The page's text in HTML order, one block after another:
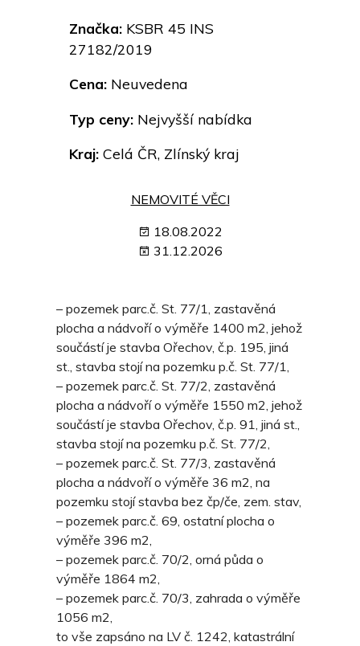
Značka: KSBR 45 INS
27182/2019
Cena: Neuvedena
Typ ceny: Nejvyšší nabídka
Kraj: Celá ČR, Zlínský kraj
NEMOVITÉ VĚCI
18.08.2022
31.12.2026
– pozemek parc.č. St. 77/1, zastavěná
plocha a nádvoří o výměře 1400 m2, jehož
součástí je stavba Ořechov, č.p. 195, jiná
st., stavba stojí na pozemku p.č. St. 77/1,
– pozemek parc.č. St. 77/2, zastavěná
plocha a nádvoří o výměře 1550 m2, jehož
součástí je stavba Ořechov, č.p. 91, jiná st.,
stavba stojí na pozemku p.č. St. 77/2,
– pozemek parc.č. St. 77/3, zastavěná
plocha a nádvoří o výměře 36 m2, na
pozemku stojí stavba bez čp/če, zem. stav,
– pozemek parc.č. 69, ostatní plocha o
výměře 396 m2,
– pozemek parc.č. 70/2, orná půda o
výměře 1864 m2,
– pozemek parc.č. 70/3, zahrada o výměře
1056 m2,
to vše zapsáno na LV č. 1242, katastrální